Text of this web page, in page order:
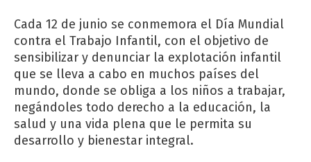
Cada 12 de junio se conmemora el Día Mundial
contra el Trabajo Infantil, con el objetivo de
sensibilizar y denunciar la explotación infantil
que se lleva a cabo en muchos países del
mundo, donde se obliga a los niños a trabajar,
negándoles todo derecho a la educación, la
salud y una vida plena que le permita su
desarrollo y bienestar integral.